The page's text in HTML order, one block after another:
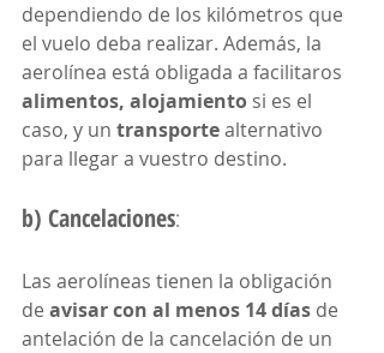
dependiendo de los kilómetros que
el vuelo deba realizar. Además, la
aerolínea está obligada a facilitaros
alimentos, alojamiento si es el
caso, y un transporte alternativo
para llegar a vuestro destino.
b) Cancelaciones:
Las aerolíneas tienen la obligación
de avisar con al menos 14 días de
antelación de la cancelación de un